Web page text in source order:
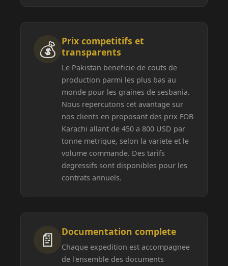
💰 Prix competitifs et
transparents
Le Pakistan beneficie de couts de
production parmi les plus bas au
monde pour les graines de sesbania.
Nous repercutons cet avantage sur
nos clients en proposant des prix FOB
Karachi allant de 450 a 800 USD par
tonne metrique, selon la variete et le
volume commande. Des tarifs
degressifs sont disponibles pour les
contrats annuels.
📄 Documentation complete
Chaque expedition est accompagnee
de l'ensemble des documents